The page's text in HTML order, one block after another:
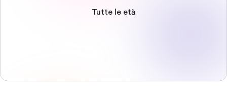
Tutte le età